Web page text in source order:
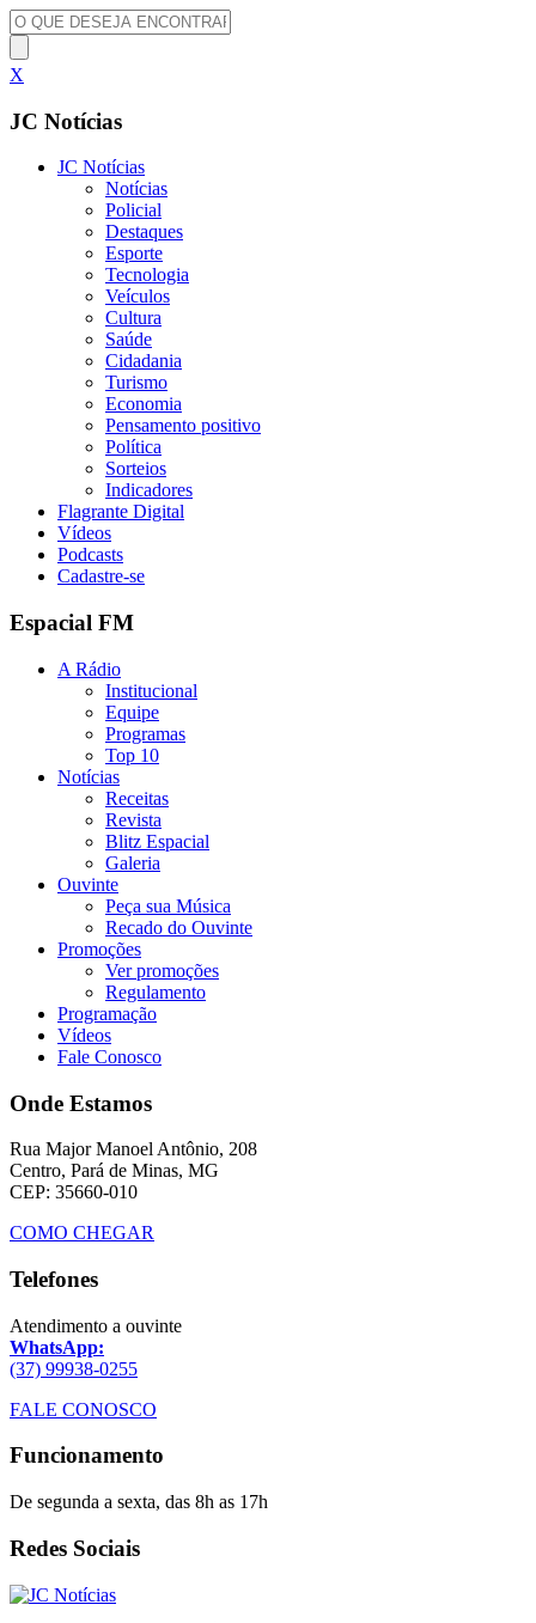
X
JC Notícias
JC Notícias
Notícias
Policial
Destaques
Esporte
Tecnologia
Veículos
Cultura
Saúde
Cidadania
Turismo
Economia
Pensamento positivo
Política
Sorteios
Indicadores
Flagrante Digital
Vídeos
Podcasts
Cadastre-se
Espacial FM
A Rádio
Institucional
Equipe
Programas
Top 10
Notícias
Receitas
Revista
Blitz Espacial
Galeria
Ouvinte
Peça sua Música
Recado do Ouvinte
Promoções
Ver promoções
Regulamento
Programação
Vídeos
Fale Conosco
Onde Estamos
Rua Major Manoel Antônio, 208
Centro, Pará de Minas, MG
CEP: 35660-010
COMO CHEGAR
Telefones
Atendimento a ouvinte
WhatsApp:
(37) 99938-0255
FALE CONOSCO
Funcionamento
De segunda a sexta, das 8h as 17h
Redes Sociais